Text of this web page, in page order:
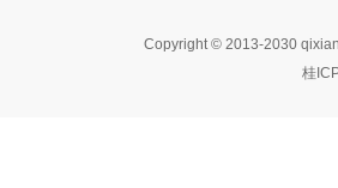
Copyright © 2013-2030
桂